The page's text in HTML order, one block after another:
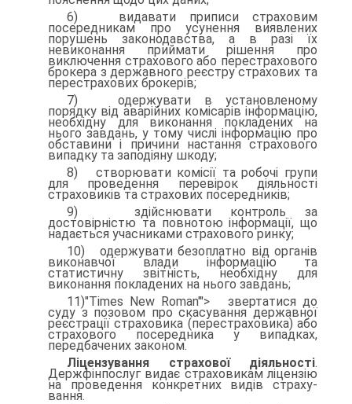
6) видавати приписи страховим
посередникам про усунення ви­явлених
порушень законодавства, а в разі їх
невиконання прий­мати рішення про
виключення страхового або перестрахового
бро­кера з державного реєстру страхових та
перестрахових брокерів;
7) одержувати в установленому
порядку від аварійних коміса­рів інформацію,
необхідну для виконання покладених на
нього завдань, у тому числі інформацію про
обставини і причини на­стання страхового
випадку та заподіяну шкоду;
8) створювати комісії та робочі групи
для проведення переві­рок діяльності
страховиків та страхових посередників;
9) здійснювати контроль за
достовірністю та повнотою інфор­мації, що
надається учасниками страхового ринку;
10) одержувати безоплатно від органів
виконавчої влади інфор­мацію та
статистичну звітність, необхідну для
виконання покла­дених на нього завдань;
11)"Times New Roman"'> звертатися до
суду з позовом про скасування державної
реєстрації страховика (перестраховика) або
страхового посеред­ника у випадках,
передбачених законом.
Ліцензування страхової діяльності.
Держфінпослуг видає страховикам ліцензію
на проведення конкретних видів страху­
вання.